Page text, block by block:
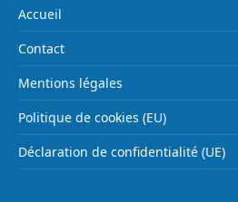
Accueil
Contact
Mentions légales
Politique de cookies (EU)
Déclaration de confidentialité (UE)